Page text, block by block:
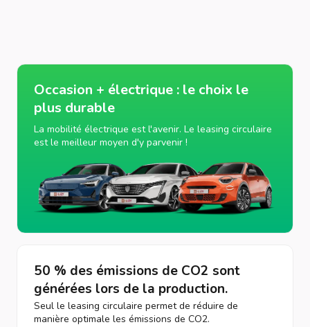
Occasion + électrique : le choix le
plus durable
La mobilité électrique est l'avenir. Le leasing circulaire
est le meilleur moyen d'y parvenir !
50 % des émissions de CO2 sont
générées lors de la production.
Seul le leasing circulaire permet de réduire de
manière optimale les émissions de CO2.